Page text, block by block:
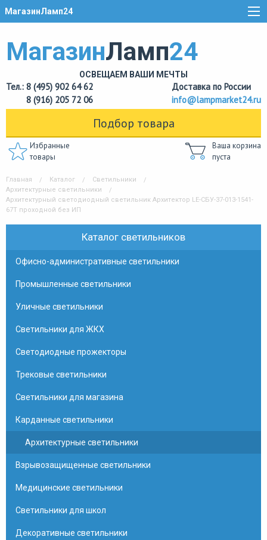
МагазинЛамп24
МагазинЛамп24
ОСВЕЩАЕМ ВАШИ МЕЧТЫ
Тел.: 8 (495) 902 64 62
8 (916) 205 72 06
Доставка по России
info@lampmarket24.ru
Подбор товара
Избранные
товары
Ваша корзина
пуста
Главная Каталог
Светильники
Архитектурные светильники
Архитектурный светодиодный светильник Архитектор LE-СБУ-37-013-1541-
67Т проходной без ИП
Каталог светильников
Офисно-административные светильники
Промышленные светильники
Уличные светильники
Светильники для ЖКХ
Светодиодные прожекторы
Трековые светильники
Светильники для магазина
Карданные светильники
Архитектурные светильники
Взрывозащищенные светильники
Медицинские светильники
Светильники для школ
Декоративные светильники